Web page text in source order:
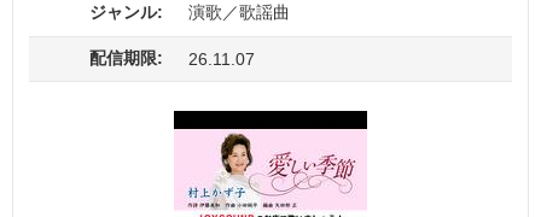
ジャンル: 演歌／歌謡曲
配信期限: 26.11.07